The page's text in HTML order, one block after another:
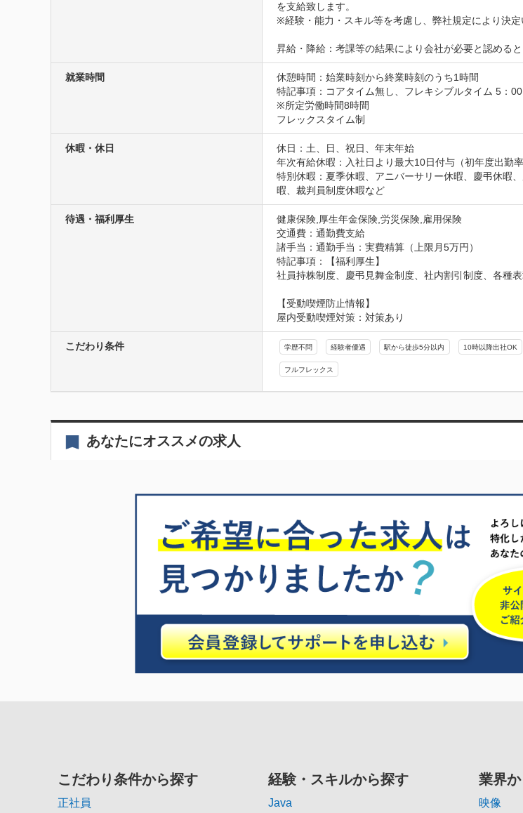
を支給致します。
※経験・能力・スキル等を考慮し、弊社規定により決定
昇給・降給：考課等の結果により会社が必要と認める
就業時間
休憩時間：始業時刻から終業時刻のうち1時間
特記事項：コアタイム無し、フレキシブルタイム 5：
※所定労働時間8時間
フレックスタイム制
休暇・休日
休日：土、日、祝日、年末年始
年次有給休暇：入社日より最大10日付与（初年度出勤
特別休暇：夏季休暇、アニバーサリー休暇、慶弔休暇
暇、裁判員制度休暇など
待遇・福利厚生
健康保険,厚生年金保険,労災保険,雇用保険
交通費：通勤費支給
諸手当：通勤手当：実費精算（上限月5万円）
特記事項：【福利厚生】
社員持株制度、慶弔見舞金制度、社内割引制度、各種
【受動喫煙防止情報】
屋内受動喫煙対策：対策あり
こだわり条件 学歴不問 経験者優遇 駅から徒歩5分以内 10時以降出社OK
フルフレックス
あなたにオススメの求人
こだわり条件から探す
正社員
経験・スキルから探す
Java
業界
映像